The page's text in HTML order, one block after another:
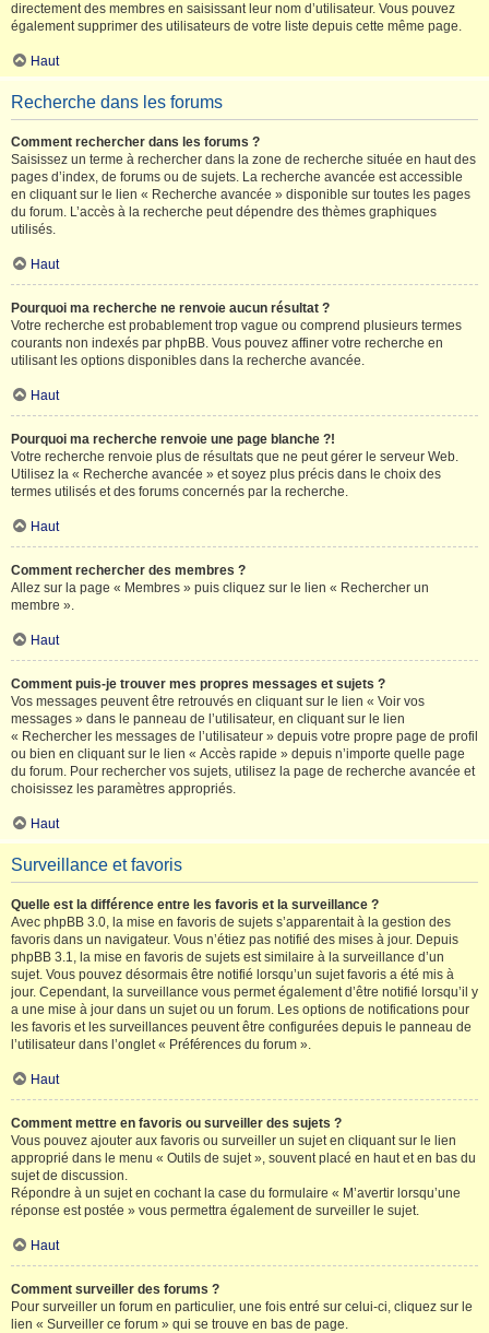
directement des membres en saisissant leur nom d’utilisateur. Vous pouvez
également supprimer des utilisateurs de votre liste depuis cette même page.
Haut
Recherche dans les forums
Comment rechercher dans les forums ?
Saisissez un terme à rechercher dans la zone de recherche située en haut des
pages d’index, de forums ou de sujets. La recherche avancée est accessible
en cliquant sur le lien « Recherche avancée » disponible sur toutes les pages
du forum. L’accès à la recherche peut dépendre des thèmes graphiques
utilisés.
Haut
Pourquoi ma recherche ne renvoie aucun résultat ?
Votre recherche est probablement trop vague ou comprend plusieurs termes
courants non indexés par phpBB. Vous pouvez affiner votre recherche en
utilisant les options disponibles dans la recherche avancée.
Haut
Pourquoi ma recherche renvoie une page blanche ?!
Votre recherche renvoie plus de résultats que ne peut gérer le serveur Web.
Utilisez la « Recherche avancée » et soyez plus précis dans le choix des
termes utilisés et des forums concernés par la recherche.
Haut
Comment rechercher des membres ?
Allez sur la page « Membres » puis cliquez sur le lien « Rechercher un
membre ».
Haut
Comment puis-je trouver mes propres messages et sujets ?
Vos messages peuvent être retrouvés en cliquant sur le lien « Voir vos
messages » dans le panneau de l’utilisateur, en cliquant sur le lien
« Rechercher les messages de l’utilisateur » depuis votre propre page de profil
ou bien en cliquant sur le lien « Accès rapide » depuis n’importe quelle page
du forum. Pour rechercher vos sujets, utilisez la page de recherche avancée et
choisissez les paramètres appropriés.
Haut
Surveillance et favoris
Quelle est la différence entre les favoris et la surveillance ?
Avec phpBB 3.0, la mise en favoris de sujets s’apparentait à la gestion des
favoris dans un navigateur. Vous n’étiez pas notifié des mises à jour. Depuis
phpBB 3.1, la mise en favoris de sujets est similaire à la surveillance d’un
sujet. Vous pouvez désormais être notifié lorsqu’un sujet favoris a été mis à
jour. Cependant, la surveillance vous permet également d’être notifié lorsqu’il y
a une mise à jour dans un sujet ou un forum. Les options de notifications pour
les favoris et les surveillances peuvent être configurées depuis le panneau de
l’utilisateur dans l’onglet « Préférences du forum ».
Haut
Comment mettre en favoris ou surveiller des sujets ?
Vous pouvez ajouter aux favoris ou surveiller un sujet en cliquant sur le lien
approprié dans le menu « Outils de sujet », souvent placé en haut et en bas du
sujet de discussion.
Répondre à un sujet en cochant la case du formulaire « M’avertir lorsqu’une
réponse est postée » vous permettra également de surveiller le sujet.
Haut
Comment surveiller des forums ?
Pour surveiller un forum en particulier, une fois entré sur celui-ci, cliquez sur le
lien « Surveiller ce forum » qui se trouve en bas de page.